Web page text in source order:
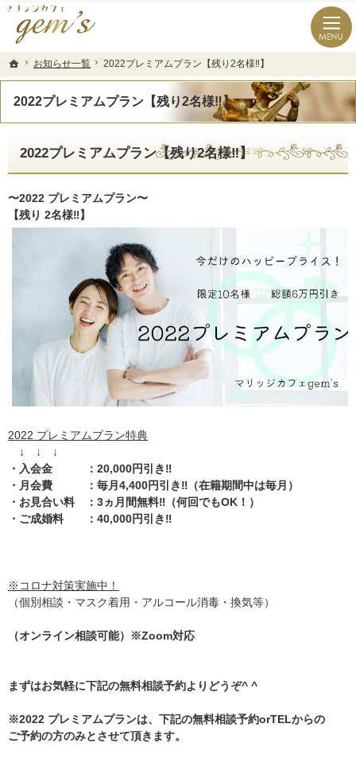
ホーム
お知らせ一覧 2022プレミアムプラン【残り2名様‼️】
2022プレミアムプラン【残り2名様‼️】
長崎県の婚活なら結婚相談所のマリッジカフェgem’ｓ（ジェムズ）
長崎県長崎市の結婚相談所マリッジカフェgem's(ジェムズ)
2022プレミアムプラン【残り2名様‼️】
〜2022 プレミアムプラン〜
【残り 2名様‼️】
2022 プレミアムプラン特典
↓ ↓ ↓
・入会金 ：20,000円引き‼️
・月会費 ：毎月4,400円引き‼️（在籍期間中は毎月）
・お見合い料 ：3ヵ月間無料‼️（何回でもOK！）
・ご成婚料 ：40,000円引き‼️
※コロナ対策実施中！
（個別相談・マスク着用・アルコール消毒・換気等）
（オンライン相談可能）※Zoom対応
まずはお気軽に下記の無料相談予約よりどうぞ^ ^
※2022 プレミアムプランは、下記の無料相談予約orTELからの
ご予約の方のみとさせて頂きます。
ホーム
お知らせ一覧 2022プレミアムプラン【残り2名様‼️】